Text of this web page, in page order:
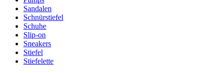
Sandalen
Schnürstiefel
Schuhe
Slip-on
Sneakers
Stiefel
Stiefelette